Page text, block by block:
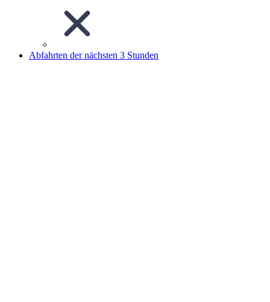
Abfahrten der nächsten 3 Stunden